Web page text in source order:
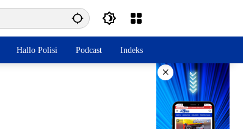
Hallo Polisi Podcast Indeks
×